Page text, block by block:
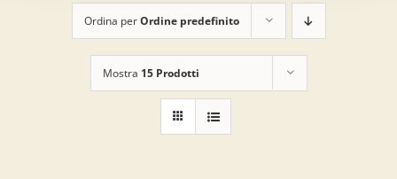
Ordina perOrdine predefinito
Mostra 15 Prodotti